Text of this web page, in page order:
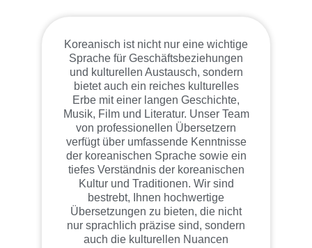
Koreanisch ist nicht nur eine wichtige
Sprache für Geschäftsbeziehungen
und kulturellen Austausch, sondern
bietet auch ein reiches kulturelles
Erbe mit einer langen Geschichte,
Musik, Film und Literatur. Unser Team
von professionellen Übersetzern
verfügt über umfassende Kenntnisse
der koreanischen Sprache sowie ein
tiefes Verständnis der koreanischen
Kultur und Traditionen. Wir sind
bestrebt, Ihnen hochwertige
Übersetzungen zu bieten, die nicht
nur sprachlich präzise sind, sondern
auch die kulturellen Nuancen